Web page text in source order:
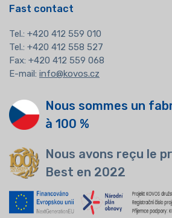
Fast contact
Tel.: +420 412 559 010
Tel.: +420 412 558 527
Fax: +420 412 559 068
E-mail: info@kovos.cz
Nous sommes un
à 100 %
Nous avons reçu le
Best en 2022